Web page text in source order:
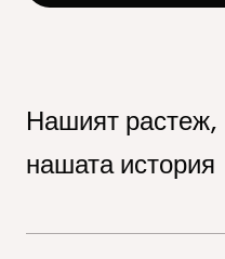
Нашият
нашата история